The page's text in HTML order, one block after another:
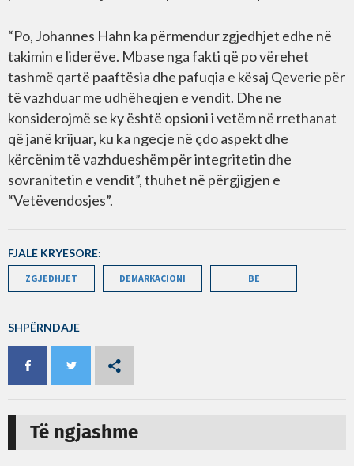
“Po, Johannes Hahn ka përmendur zgjedhjet edhe në
takimin e liderëve. Mbase nga fakti që po vërehet
tashmë qartë paaftësia dhe pafuqia e kësaj Qeverie për
të vazhduar me udhëheqjen e vendit. Dhe ne
konsiderojmë se ky është opsioni i vetëm në rrethanat
që janë krijuar, ku ka ngecje në çdo aspekt dhe
kërcënim të vazhdueshëm për integritetin dhe
sovranitetin e vendit”, thuhet në përgjigjen e
“Vetëvendosjes”.
FJALË KRYESORE:
ZGJEDHJET DEMARKACIONI BE
SHPËRNDAJE
Të ngjashme